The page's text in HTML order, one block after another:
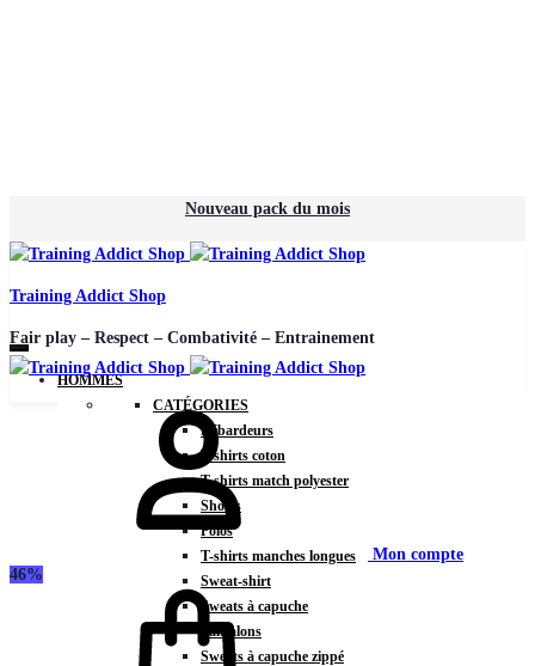
Nouveau pack du mois
Training Addict Shop
Fair play – Respect – Combativité – Entrainement
HOMMES
CATÉGORIES
Débardeurs
T-shirts coton
T-shirts match polyester
Shorts
Polos
T-shirts manches longues
Sweat-shirt
Sweats à capuche
Pantalons
Sweats à capuche zippé
Mon compte
46%